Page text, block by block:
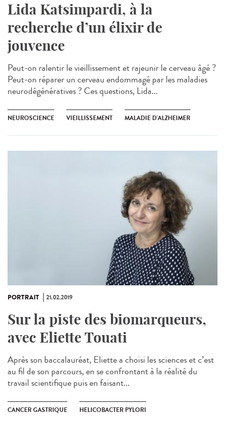
Lida Katsimpardi, à la
recherche d’un élixir de
jouvence
Peut-on ralentir le vieillissement et rajeunir le cerveau âgé ?
Peut-on réparer un cerveau endommagé par les maladies
neurodégénératives ? Ces questions, Lida...
NEUROSCIENCE VIEILLISSEMENT MALADIE D'ALZHEIMER
PORTRAIT 21.02.2019
Sur la piste des biomarqueurs,
avec Eliette Touati
Après son baccalauréat, Eliette a choisi les sciences et c’est
au fil de son parcours, en se confrontant à la réalité du
travail scientifique puis en faisant...
CANCER GASTRIQUE HELICOBACTER PYLORI